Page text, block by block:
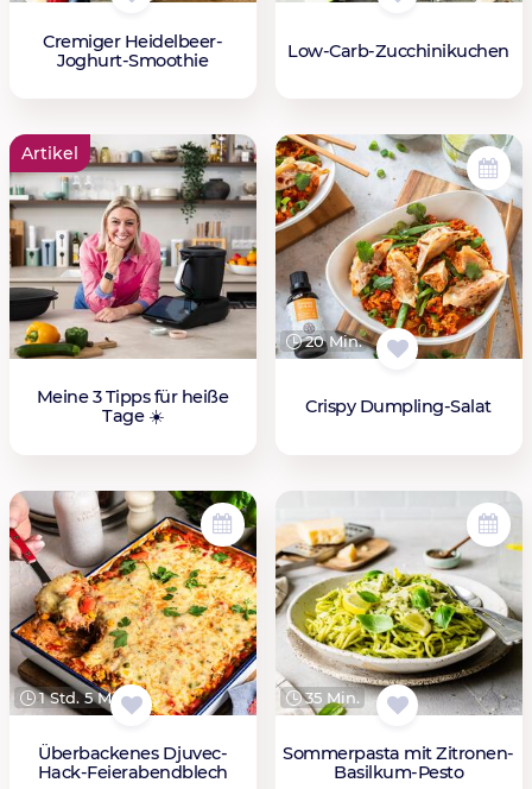
Cremiger Heidelbeer-
Joghurt-Smoothie
Low-Carb-Zucchinikuchen
Meine 3 Tipps für heiße
Tage ☀️
Artikel
20 Min.
Crispy Dumpling-Salat
1 Std. 5 Min.
Überbackenes Djuvec-
Hack-Feierabendblech
35 Min.
Sommerpasta mit Zitronen-
Basilkum-Pesto